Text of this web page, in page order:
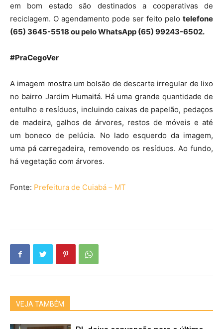
em bom estado são destinados a cooperativas de
reciclagem. O agendamento pode ser feito pelo telefone
(65) 3645-5518 ou pelo WhatsApp (65) 99243-6502.
#PraCegoVer
A imagem mostra um bolsão de descarte irregular de lixo
no bairro Jardim Humaitá. Há uma grande quantidade de
entulho e resíduos, incluindo caixas de papelão, pedaços
de madeira, galhos de árvores, restos de móveis e até
um boneco de pelúcia. No lado esquerdo da imagem,
uma pá carregadeira, removendo os resíduos. Ao fundo,
há vegetação com árvores.
Fonte: Prefeitura de Cuiabá – MT
VEJA TAMBÉM